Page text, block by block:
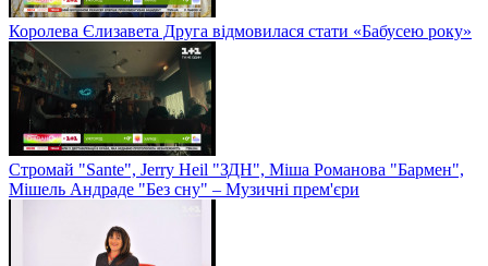
Королева Єлизавета Друга відмовилася стати «Бабусею року»
Стромай "Sante", Jerry Heil "ЗДН", Міша Романова "Бармен",
Мішель Андраде "Без сну" – Музичні прем'єри